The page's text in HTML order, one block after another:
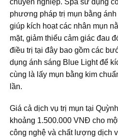
phương pháp trị mụn bằng
giúp kích hoạt các nhân mụn
mặt, giảm thiểu cảm giác đau
điều trị tại đây bao gồm các
dụng ánh sáng Blue Light để
cùng là lấy mụn bằng kim
lần.
Giá cả dịch vụ trị mụn tại
khoảng 1.500.000 VNĐ cho
công nghệ và chất lượng dịch